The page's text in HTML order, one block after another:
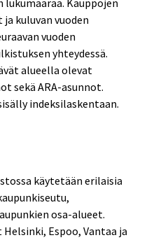
kuluvan vuoden
vuoden
yhteydessä.
alueella olevat
sekä ARA-asunnot.
indeksilaskentaan.
käytetään erilaisia
osa-alueet.
Espoo, Vantaa ja